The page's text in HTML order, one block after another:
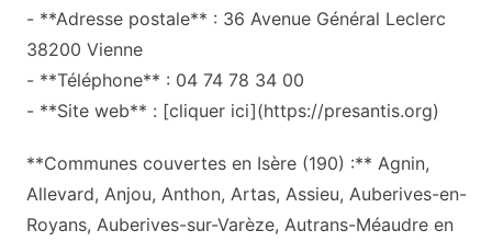
- **Adresse postale** : 36 Avenue Général Leclerc
38200 Vienne
- **Téléphone** : 04 74 78 34 00
- **Site web** : [cliquer ici](https://presantis.org)
**Communes couvertes en Isère (190) :** Agnin,
Allevard, Anjou, Anthon, Artas, Assieu, Auberives-en-
Royans, Auberives-sur-Varèze, Autrans-Méaudre en